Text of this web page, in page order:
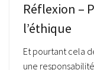
Réflexion –
l’éthique
Et pourtant cela
une